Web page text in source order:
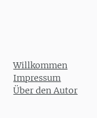
Willkommen
Impressum
Über den Autor